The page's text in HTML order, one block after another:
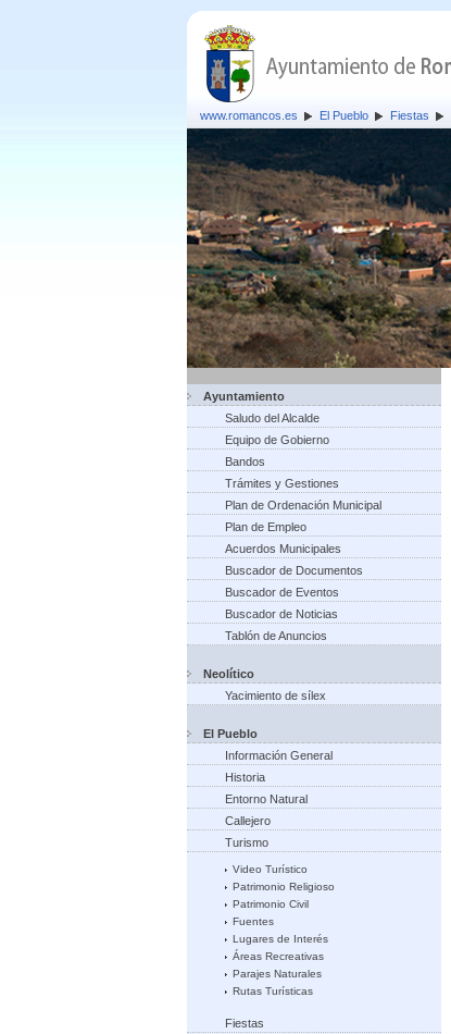
www.romancos.es El Pueblo Fiestas
Ayuntamiento
Saludo del Alcalde
Equipo de Gobierno
Bandos
Trámites y Gestiones
Plan de Ordenación Municipal
Plan de Empleo
Acuerdos Municipales
Buscador de Documentos
Buscador de Eventos
Buscador de Noticias
Tablón de Anuncios
Neolítico
Yacimiento de sílex
El Pueblo
Información General
Historia
Entorno Natural
Callejero
Turismo
Video Turístico
Patrimonio Religioso
Patrimonio Civil
Fuentes
Lugares de Interés
Áreas Recreativas
Parajes Naturales
Rutas Turísticas
Fiestas